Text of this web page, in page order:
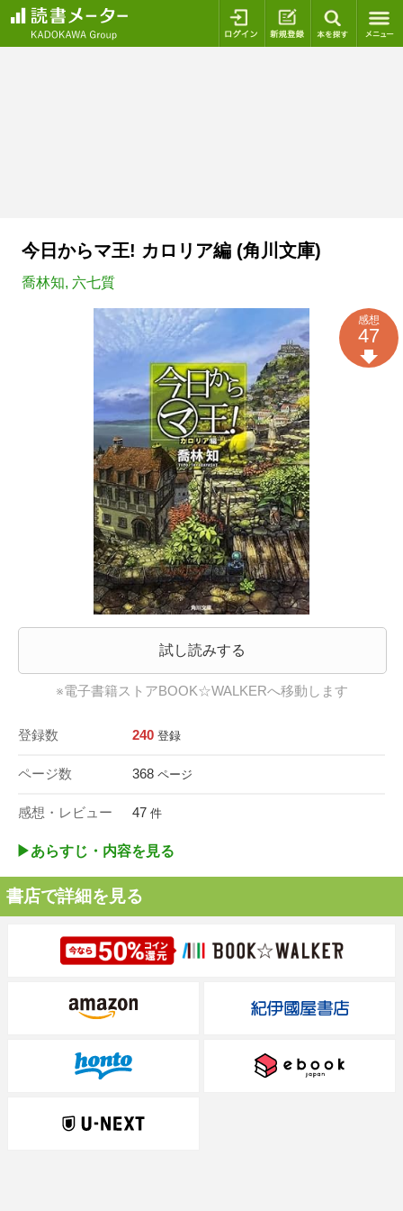
ログイン 新規登録
今日からマ王! カロリア編 (角川文庫)
喬林知, 六七質
試し読みする
※電子書籍ストアBOOK☆WALKERへ移動します
登録数 240 登録
ページ数 368 ページ
感想・レビュー 47 件
感想
47
▶︎あらすじ・内容を見る
書店で詳細を見る